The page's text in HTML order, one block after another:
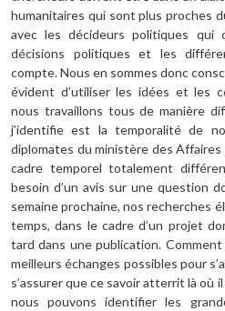
humanitaires qui sont plus proches
avec les décideurs politiques qui
décisions politiques et les
compte. Nous en sommes donc
évident d’utiliser les idées et les
nous travaillons tous de manière
j’identifie est la temporalité de
diplomates du ministère des
cadre temporel totalement
besoin d’un avis sur une question
semaine prochaine, nos recherches
temps, dans le cadre d’un projet
tard dans une publication.
meilleurs échanges possibles pour
s’assurer que ce savoir atterrit là où
nous pouvons identifier les